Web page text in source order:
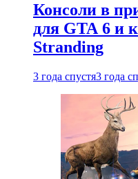
Консоли в
для GTA 6 и
Stranding
3 года спустя3 года